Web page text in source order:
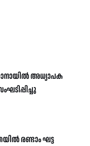
അധ്യാപക
രണ്ടാം ഘട്ട